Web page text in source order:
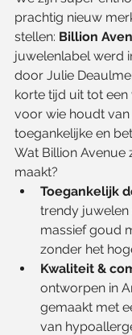
prachtig nieuw
stellen: Billion
juwelenlabel werd
door Julie
korte tijd uit tot
voor wie houdt
toegankelijke en
Wat Billion Avenue
maakt?
Toegankelijk
trendy juwelen
massief goud
zonder het
Kwaliteit &
ontworpen in
gemaakt met
van